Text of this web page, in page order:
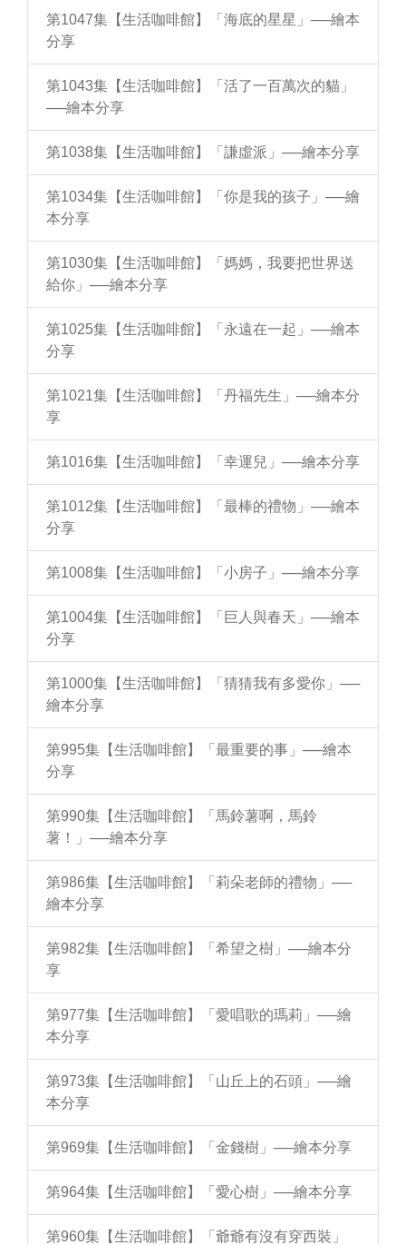
第1047集【生活咖啡館】「海底的星星」──繪本
分享
第1043集【生活咖啡館】「活了一百萬次的貓」
──繪本分享
第1038集【生活咖啡館】「謙虛派」──繪本分享
第1034集【生活咖啡館】「你是我的孩子」──繪
本分享
第1030集【生活咖啡館】「媽媽，我要把世界送
給你」──繪本分享
第1025集【生活咖啡館】「永遠在一起」──繪本
分享
第1021集【生活咖啡館】「丹福先生」──繪本分
享
第1016集【生活咖啡館】「幸運兒」──繪本分享
第1012集【生活咖啡館】「最棒的禮物」──繪本
分享
第1008集【生活咖啡館】「小房子」──繪本分享
第1004集【生活咖啡館】「巨人與春天」──繪本
分享
第1000集【生活咖啡館】「猜猜我有多愛你」──
繪本分享
第995集【生活咖啡館】「最重要的事」──繪本
分享
第990集【生活咖啡館】「馬鈴薯啊，馬鈴
薯！」──繪本分享
第986集【生活咖啡館】「莉朵老師的禮物」──
繪本分享
第982集【生活咖啡館】「希望之樹」──繪本分
享
第977集【生活咖啡館】「愛唱歌的瑪莉」──繪
本分享
第973集【生活咖啡館】「山丘上的石頭」──繪
本分享
第969集【生活咖啡館】「金錢樹」──繪本分享
第964集【生活咖啡館】「愛心樹」──繪本分享
第960集【生活咖啡館】「爺爺有沒有穿西裝」